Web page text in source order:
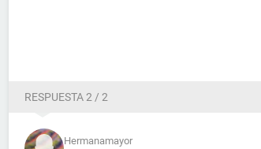
RESPUESTA 2 / 2
Hermanamayor